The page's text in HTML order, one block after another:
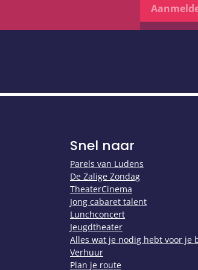
Snel naar
Parels van Ludens
De Zalige Zondag
TheaterCinema
Jong cabaret talent
Lunchconcert
Jeugdtheater
Alles wat je nodig hebt voor je
Verhuur
Plan je route